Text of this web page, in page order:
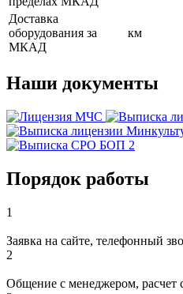
Доставка
оборудования за
МКАД
км
Наши документы
Порядок работы
1
Заявка на сайте, телефонный
2
Общение с менеджером, расчет